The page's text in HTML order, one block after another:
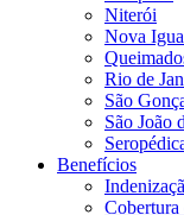
Niterói
Nova
Rio de
São
São João
Benefícios